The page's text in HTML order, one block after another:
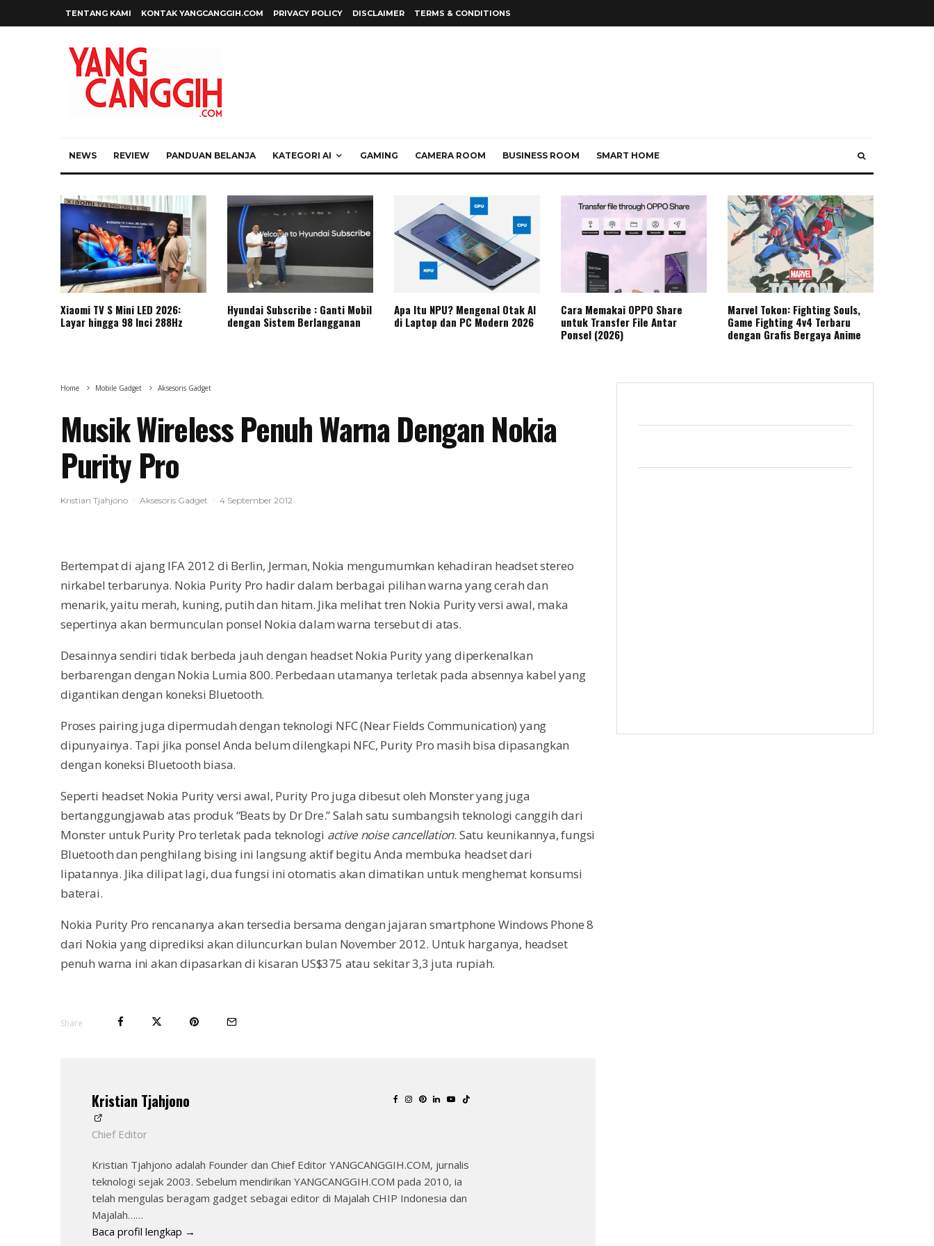
TENTANG KAMI KONTAK YANGCANGGIH.COM PRIVACY POLICY DISCLAIMER TERMS & CONDITIONS
NEWS REVIEW PANDUAN BELANJA KATEGORI AI GAMING CAMERA ROOM BUSINESS ROOM SMART HOME
Xiaomi TV S Mini LED 2026:
Layar hingga 98 Inci 288Hz
Hyundai Subscribe : Ganti Mobil
dengan Sistem Berlangganan
Apa Itu NPU? Mengenal Otak AI
di Laptop dan PC Modern 2026
Cara Memakai OPPO Share
untuk Transfer File Antar
Ponsel (2026)
Marvel Tokon: Fighting Souls,
Game Fighting 4v4 Terbaru
dengan Grafis Bergaya Anime
Home Mobile Gadget Aksesoris Gadget
Musik Wireless Penuh Warna Dengan Nokia
Purity Pro
Kristian Tjahjono · Aksesoris Gadget · 4 September 2012
Bertempat di ajang IFA 2012 di Berlin, Jerman, Nokia mengumumkan kehadiran headset stereo
nirkabel terbarunya. Nokia Purity Pro hadir dalam berbagai pilihan warna yang cerah dan
menarik, yaitu merah, kuning, putih dan hitam. Jika melihat tren Nokia Purity versi awal, maka
sepertinya akan bermunculan ponsel Nokia dalam warna tersebut di atas.
Desainnya sendiri tidak berbeda jauh dengan headset Nokia Purity yang diperkenalkan
berbarengan dengan Nokia Lumia 800. Perbedaan utamanya terletak pada absennya kabel yang
digantikan dengan koneksi Bluetooth.
Proses pairing juga dipermudah dengan teknologi NFC (Near Fields Communication) yang
dipunyainya. Tapi jika ponsel Anda belum dilengkapi NFC, Purity Pro masih bisa dipasangkan
dengan koneksi Bluetooth biasa.
Seperti headset Nokia Purity versi awal, Purity Pro juga dibesut oleh Monster yang juga
bertanggungjawab atas produk “Beats by Dr Dre.” Salah satu sumbangsih teknologi canggih dari
Monster untuk Purity Pro terletak pada teknologi active noise cancellation. Satu keunikannya, fungsi
Bluetooth dan penghilang bising ini langsung aktif begitu Anda membuka headset dari
lipatannya. Jika dilipat lagi, dua fungsi ini otomatis akan dimatikan untuk menghemat konsumsi
baterai.
Nokia Purity Pro rencananya akan tersedia bersama dengan jajaran smartphone Windows Phone 8
dari Nokia yang diprediksi akan diluncurkan bulan November 2012. Untuk harganya, headset
penuh warna ini akan dipasarkan di kisaran US$375 atau sekitar 3,3 juta rupiah.
Share
Kristian Tjahjono
Chief Editor
Kristian Tjahjono adalah Founder dan Chief Editor YANGCANGGIH.COM, jurnalis
teknologi sejak 2003. Sebelum mendirikan YANGCANGGIH.COM pada 2010, ia
telah mengulas beragam gadget sebagai editor di Majalah CHIP Indonesia dan
Majalah……
Baca profil lengkap →